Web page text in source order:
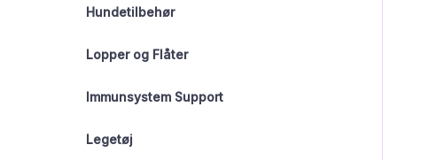
Hundetilbehør
Lopper og Flåter
Immunsystem Support
Legetøj